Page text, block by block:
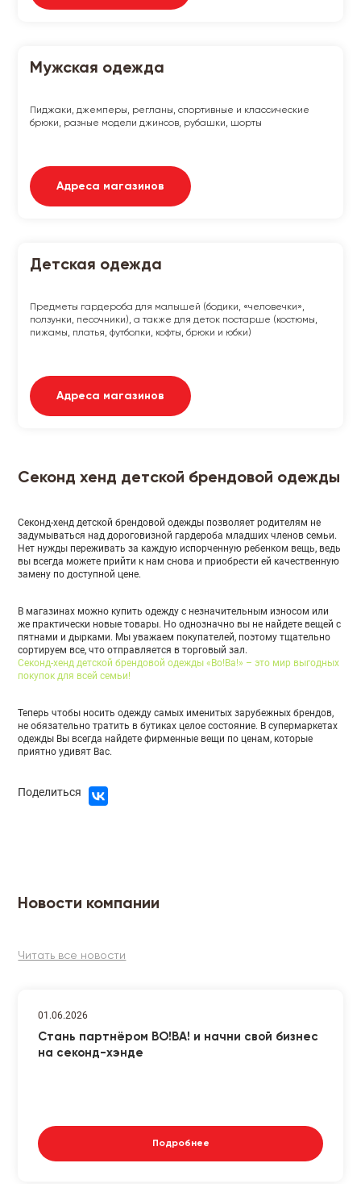
Мужская одежда
Пиджаки, джемперы, регланы, спортивные и классические
брюки, разные модели джинсов, рубашки, шорты
Адреса магазинов
Детская одежда
Предметы гардероба для малышей (бодики, «человечки»,
ползунки, песочники), а также для деток постарше (костюмы,
пижамы, платья, футболки, кофты, брюки и юбки)
Адреса магазинов
Секонд хенд детской брендовой одежды
Секонд-хенд детской брендовой одежды позволяет родителям не
задумываться над дороговизной гардероба младших членов семьи.
Нет нужды переживать за каждую испорченную ребенком вещь, ведь
вы всегда можете прийти к нам снова и приобрести ей качественную
замену по доступной цене.
В магазинах можно купить одежду с незначительным износом или
же практически новые товары. Но однозначно вы не найдете вещей с
пятнами и дырками. Мы уважаем покупателей, поэтому тщательно
сортируем все, что отправляется в торговый зал.
Секонд-хенд детской брендовой одежды «Во!Ва!» – это мир выгодных
покупок для всей семьи!
Теперь чтобы носить одежду самых именитых зарубежных брендов,
не обязательно тратить в бутиках целое состояние. В супермаркетах
одежды Вы всегда найдете фирменные вещи по ценам, которые
приятно удивят Вас.
Поделиться
Новости компании
Читать все новости
01.06.2026
Стань партнёром ВО!ВА! и начни свой бизнес
на секонд-хэнде
Подробнее